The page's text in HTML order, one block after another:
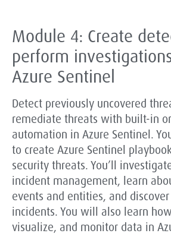
Module 4: Create
perform
Azure Sentinel
Detect previously uncovered
remediate threats with built-in
automation in Azure Sentinel.
to create Azure Sentinel
security threats. You’ll
incident management, learn
events and entities, and
incidents. You will also learn
visualize, and monitor data in